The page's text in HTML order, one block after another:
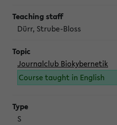
Dürr, Strube-Bloss
Journalclub Biokybernetik
Course taught in English
S